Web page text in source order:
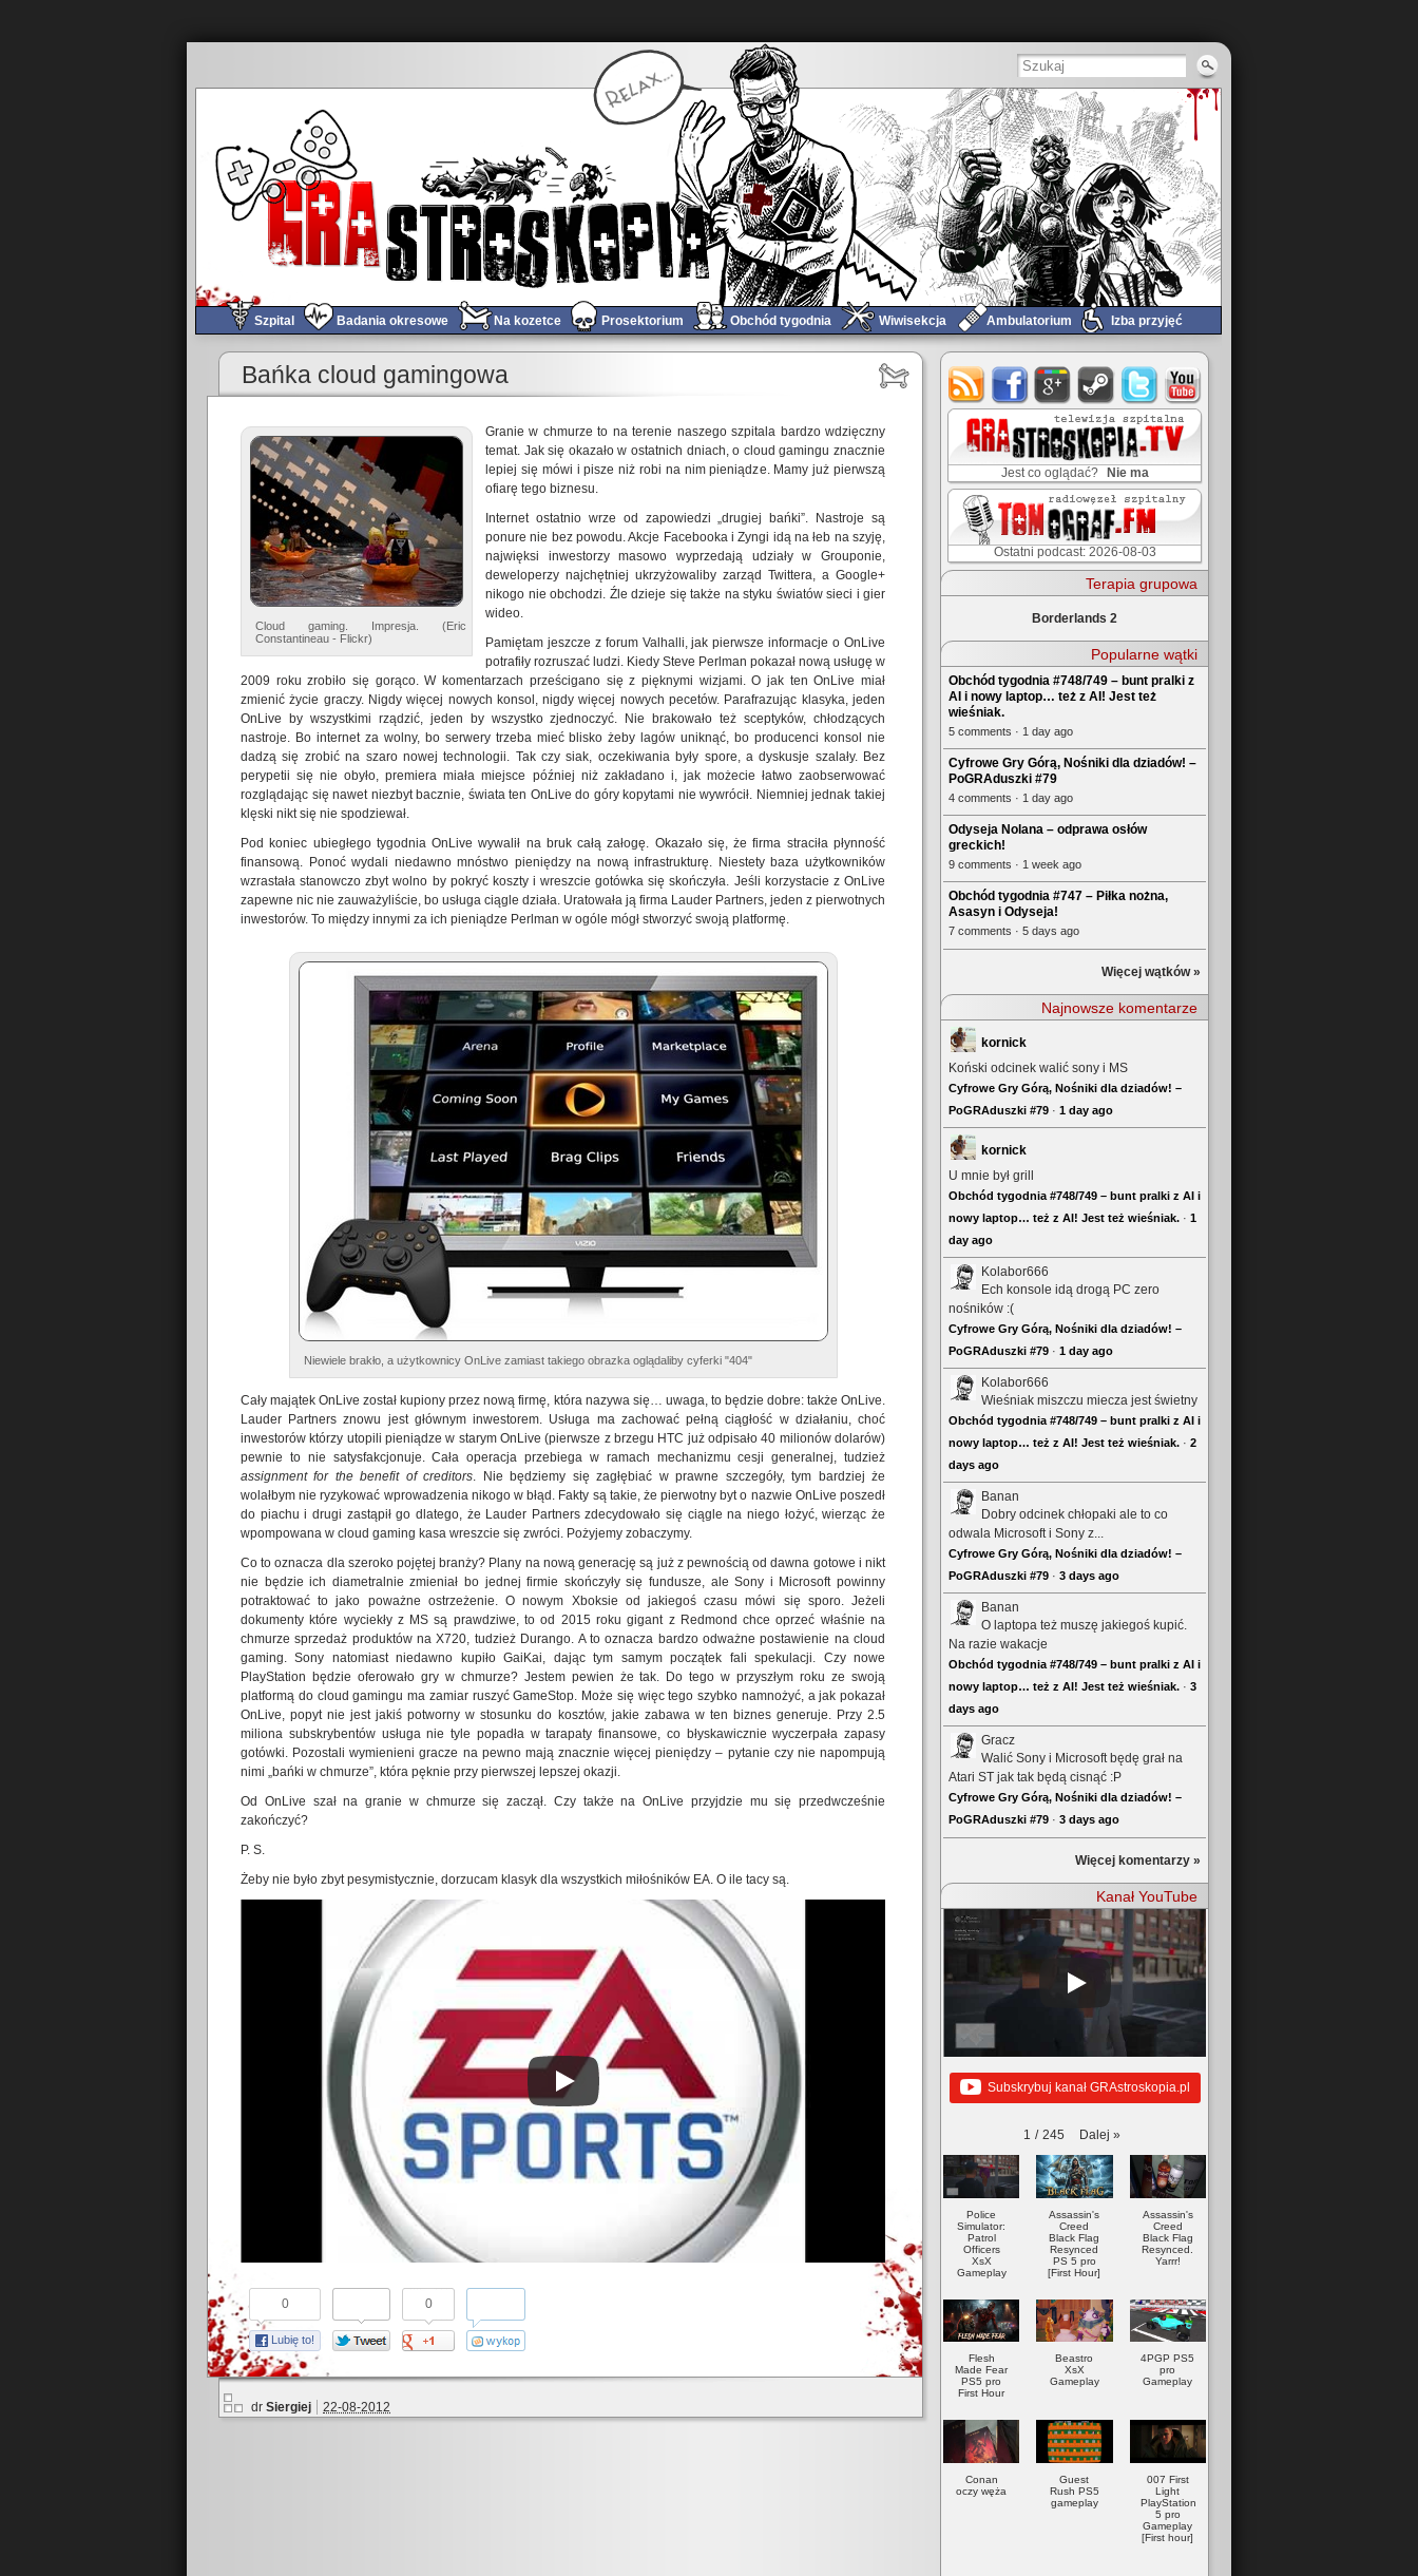
Szpital Badania okresowe Na kozetce Prosektorium Obchód tygodnia Wiwisekcja Ambulatorium Izba przyjęć
Wargaming.net na GamesCom 2012 Piecyk kontra Sleeping Dogs»
Bańka cloud gamingowa
Cloud gaming. Impresja. (Eric
Constantineau - Flickr)
Granie w chmurze to na terenie naszego szpitala bardzo wdzięczny
temat. Jak się okazało w ostatnich dniach, o cloud gamingu znacznie
lepiej się mówi i pisze niż robi na nim pieniądze. Mamy już pierwszą
ofiarę tego biznesu.
Internet ostatnio wrze od zapowiedzi „drugiej bańki”. Nastroje są
ponure nie bez powodu. Akcje Facebooka i Zyngi idą na łeb na szyję,
najwięksi inwestorzy masowo wyprzedają udziały w Grouponie,
deweloperzy najchętniej ukrzyżowaliby zarząd Twittera, a Google+
nikogo nie obchodzi. Źle dzieje się także na styku światów sieci i gier
wideo.
Pamiętam jeszcze z forum Valhalli, jak pierwsze informacje o OnLive
potrafiły rozruszać ludzi. Kiedy Steve Perlman pokazał nową usługę w
2009 roku zrobiło się gorąco. W komentarzach prześcigano się z pięknymi wizjami. O jak ten OnLive miał
zmienić życie graczy. Nigdy więcej nowych konsol, nigdy więcej nowych pecetów. Parafrazując klasyka, jeden
OnLive by wszystkimi rządzić, jeden by wszystko zjednoczyć. Nie brakowało też sceptyków, chłodzących
nastroje. Bo internet za wolny, bo serwery trzeba mieć blisko żeby lagów uniknąć, bo producenci konsol nie
dadzą się zrobić na szaro nowej technologii. Tak czy siak, oczekiwania były spore, a dyskusje szalały. Bez
perypetii się nie obyło, premiera miała miejsce później niż zakładano i, jak możecie łatwo zaobserwować
rozglądając się nawet niezbyt bacznie, świata ten OnLive do góry kopytami nie wywrócił. Niemniej jednak takiej
klęski nikt się nie spodziewał.
Pod koniec ubiegłego tygodnia OnLive wywalił na bruk całą załogę. Okazało się, że firma straciła płynność
finansową. Ponoć wydali niedawno mnóstwo pieniędzy na nową infrastrukturę. Niestety baza użytkowników
wzrastała stanowczo zbyt wolno by pokryć koszty i wreszcie gotówka się skończyła. Jeśli korzystacie z OnLive
zapewne nic nie zauważyliście, bo usługa ciągle działa. Uratowała ją firma Lauder Partners, jeden z pierwotnych
inwestorów. To między innymi za ich pieniądze Perlman w ogóle mógł stworzyć swoją platformę.
Niewiele brakło, a użytkownicy OnLive zamiast takiego obrazka oglądaliby cyferki "404"
Cały majątek OnLive został kupiony przez nową firmę, która nazywa się… uwaga, to będzie dobre: także OnLive.
Lauder Partners znowu jest głównym inwestorem. Usługa ma zachować pełną ciągłość w działaniu, choć
inwestorów którzy utopili pieniądze w starym OnLive (pierwsze z brzegu HTC już odpisało 40 milionów dolarów)
pewnie to nie satysfakcjonuje. Cała operacja przebiega w ramach mechanizmu cesji generalnej, tudzież
assignment for the benefit of creditors. Nie będziemy się zagłębiać w prawne szczegóły, tym bardziej że
wolałbym nie ryzykować wprowadzenia nikogo w błąd. Fakty są takie, że pierwotny byt o nazwie OnLive poszedł
do piachu i drugi zastąpił go dlatego, że Lauder Partners zdecydowało się ciągle na niego łożyć, wierząc że
wpompowana w cloud gaming kasa wreszcie się zwróci. Pożyjemy zobaczymy.
Co to oznacza dla szeroko pojętej branży? Plany na nową generację są już z pewnością od dawna gotowe i nikt
nie będzie ich diametralnie zmieniał bo jednej firmie skończyły się fundusze, ale Sony i Microsoft powinny
potraktować to jako poważne ostrzeżenie. O nowym Xboksie od jakiegoś czasu mówi się sporo. Jeżeli
dokumenty które wyciekły z MS są prawdziwe, to od 2015 roku gigant z Redmond chce oprzeć właśnie na
chmurze sprzedaż produktów na X720, tudzież Durango. A to oznacza bardzo odważne postawienie na cloud
gaming. Sony natomiast niedawno kupiło GaiKai, dając tym samym początek fali spekulacji. Czy nowe
PlayStation będzie oferowało gry w chmurze? Jestem pewien że tak. Do tego w przyszłym roku ze swoją
platformą do cloud gamingu ma zamiar ruszyć GameStop. Może się więc tego szybko namnożyć, a jak pokazał
OnLive, popyt nie jest jakiś potworny w stosunku do kosztów, jakie zabawa w ten biznes generuje. Przy 2.5
miliona subskrybentów usługa nie tyle popadła w tarapaty finansowe, co błyskawicznie wyczerpała zapasy
gotówki. Pozostali wymienieni gracze na pewno mają znacznie więcej pieniędzy – pytanie czy nie napompują
nimi „bańki w chmurze”, która pęknie przy pierwszej lepszej okazji.
Od OnLive szał na granie w chmurze się zaczął. Czy także na OnLive przyjdzie mu się przedwcześnie
zakończyć?
P. S.
Żeby nie było zbyt pesymistycznie, dorzucam klasyk dla wszystkich miłośników EA. O ile tacy są.
0
Lubię to!
0
dr Siergiej 22-08-2012
Jest co oglądać? Nie ma
Ostatni podcast: 2026-08-03
Terapia grupowa
Borderlands 2
Popularne wątki
Obchód tygodnia #748/749 – bunt pralki z
AI i nowy laptop… też z AI! Jest też
wieśniak.
5 comments · 1 day ago
Cyfrowe Gry Górą, Nośniki dla dziadów! –
PoGRAduszki #79
4 comments · 1 day ago
Odyseja Nolana – odprawa osłów
greckich!
9 comments · 1 week ago
Obchód tygodnia #747 – Piłka nożna,
Asasyn i Odyseja!
7 comments · 5 days ago
Więcej wątków »
Najnowsze komentarze
kornick
Koński odcinek walić sony i MS
Cyfrowe Gry Górą, Nośniki dla dziadów! –
PoGRAduszki #79 · 1 day ago
kornick
U mnie był grill
Obchód tygodnia #748/749 – bunt pralki z AI i
nowy laptop… też z AI! Jest też wieśniak. · 1
day ago
Kolabor666
Ech konsole idą drogą PC zero
nośników :(
Cyfrowe Gry Górą, Nośniki dla dziadów! –
PoGRAduszki #79 · 1 day ago
Kolabor666
Wieśniak miszczu miecza jest świetny
Obchód tygodnia #748/749 – bunt pralki z AI i
nowy laptop… też z AI! Jest też wieśniak. · 2
days ago
Banan
Dobry odcinek chłopaki ale to co
odwala Microsoft i Sony z...
Cyfrowe Gry Górą, Nośniki dla dziadów! –
PoGRAduszki #79 · 3 days ago
Banan
O laptopa też muszę jakiegoś kupić.
Na razie wakacje
Obchód tygodnia #748/749 – bunt pralki z AI i
nowy laptop… też z AI! Jest też wieśniak. · 3
days ago
Gracz
Walić Sony i Microsoft będę grał na
Atari ST jak tak będą cisnąć :P
Cyfrowe Gry Górą, Nośniki dla dziadów! –
PoGRAduszki #79 · 3 days ago
Więcej komentarzy »
Kanał YouTube
Subskrybuj kanał GRAstroskopia.pl
1 / 245 Dalej »
Police
Simulator:
Patrol
Officers
XsX
Gameplay
Assassin's
Creed
Black Flag
Resynced
PS 5 pro
[First Hour]
Assassin's
Creed
Black Flag
Resynced.
Yarrr!
Flesh
Made Fear
PS5 pro
First Hour
Beastro
XsX
Gameplay
4PGP PS5
pro
Gameplay
Conan
oczy węża
Guest
Rush PS5
gameplay
007 First
Light
PlayStation
5 pro
Gameplay
[First hour]